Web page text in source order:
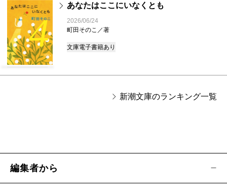
4
あなたはここにいなくとも
2026/06/24
町田そのこ／著
文庫電子書籍あり
新潮文庫のランキング一覧
編集者から